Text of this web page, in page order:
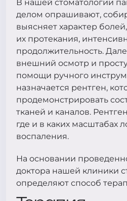
В нашей стоматологии
делом опрашивают,
выясняет характер
их протекания,
продолжительность.
внешний осмотр и
помощи ручного
назначается рентген,
продемонстрировать
тканей и каналов.
где и в каких масштабах
воспаления.
На основании
доктора нашей клиники
определяют способ